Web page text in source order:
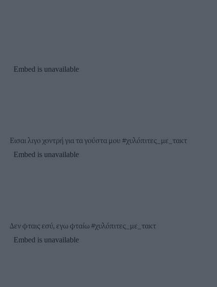
Εισαι λιγο χοντρή για τα γούστα μου #χυλόπιτες_με_τακτ
Δεν φταις εσύ, εγω φταίω#χυλόπιτες_με_τακτ